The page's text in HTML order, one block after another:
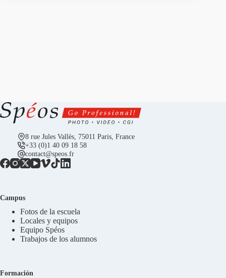
8 rue Jules Vallès, 75011 Paris, France
+33 (0)1 40 09 18 58
contact@speos.fr
Campus
Fotos de la escuela
Locales y equipos
Equipo Spéos
Trabajos de los alumnos
Formación